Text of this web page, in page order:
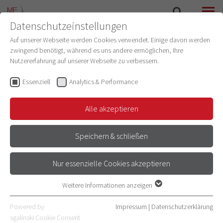
GENDER EQUALITY MEASURES
Datenschutzeinstellungen
Auf unserer Webseite werden Cookies verwendet. Einige davon werden
zwingend benötigt, während es uns andere ermöglichen, Ihre
Nutzererfahrung auf unserer Webseite zu verbessern.
Essenziell Analytics & Performance
Alle akzeptieren
Speichern & schließen
Nur essenzielle Cookies akzeptieren
Essenzielle Cookies werden für grundlegende Funktionen der
Webseite benötigt. Dadurch ist gewährleistet, dass die Webseite
Weitere Informationen anzeigen
Powered by
sgalinski Cookie Consent
Impressum | Datenschutzerklärung